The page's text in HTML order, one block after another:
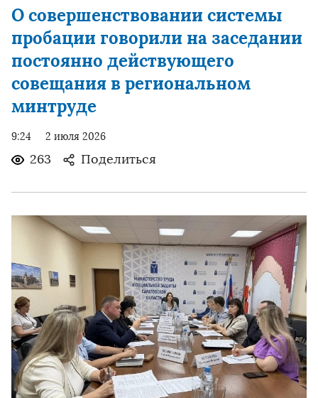
О совершенствовании системы
пробации говорили на заседании
постоянно действующего
совещания в региональном
минтруде
9:24 2 июля 2026
263 Поделиться